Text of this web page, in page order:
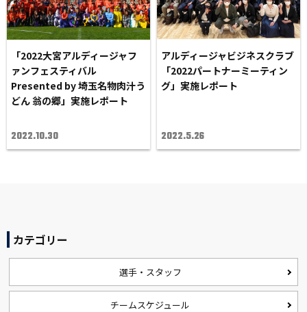
「2022大宮アルディージャフ
ァンフェスティバル
Presented by 埼玉名物肉汁う
どん 翁の郷」実施レポート
2022.10.30
アルディージャビジネスクラブ
「2022パートナーミーティン
グ」実施レポート
2022.5.26
カテゴリー
選手・スタッフ
チームスケジュール